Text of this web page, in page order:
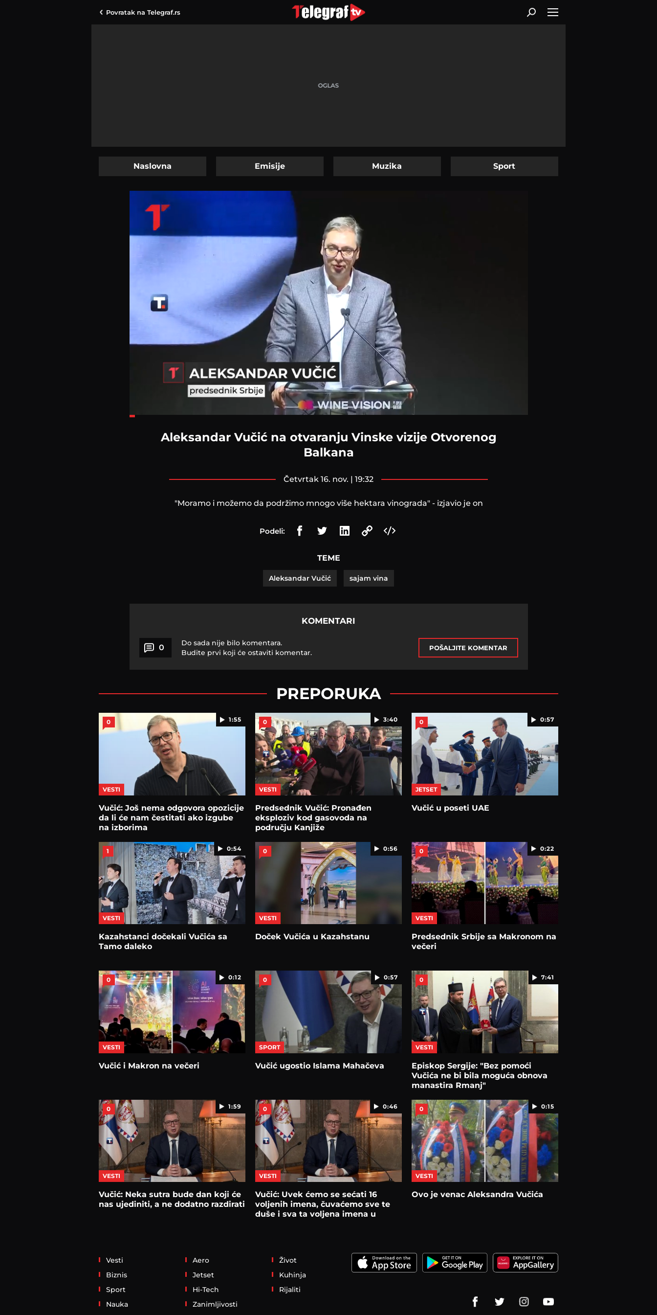
Povratak na Telegraf.rs
Naslovna Emisije Muzika Sport
Aleksandar Vučić na otvaranju Vinske vizije Otvorenog
Balkana
četvrtak 16. nov. | 19:32
"Moramo i možemo da podržimo mnogo više hektara vinograda" - izjavio je on
Podeli:
TEME
Aleksandar Vučić sajam vina
KOMENTARI
0
Do sada nije bilo komentara.
Budite prvi koji će ostaviti komentar.
POŠALJITE KOMENTAR
PREPORUKA
1:55
0
VESTI
Vučić: Još nema odgovora opozicije
da li će nam čestitati ako izgube
na izborima
3:40
0
VESTI
Predsednik Vučić: Pronađen
eksploziv kod gasovoda na
području Kanjiže
0:57
0
JETSET
Vučić u poseti UAE
0:54
1
VESTI
Kazahstanci dočekali Vučića sa
Tamo daleko
0:56
0
VESTI
Doček Vučića u Kazahstanu
0:22
0
VESTI
Predsednik Srbije sa Makronom na
večeri
0:12
0
VESTI
Vučić i Makron na večeri
0:57
0
SPORT
Vučić ugostio Islama Mahačeva
7:41
0
VESTI
Episkop Sergije: "Bez pomoći
Vučića ne bi bila moguća obnova
manastira Rmanj"
1:59
0
VESTI
Vučić: Neka sutra bude dan koji će
nas ujediniti, a ne dodatno razdirati
0:46
0
VESTI
Vučić: Uvek ćemo se sećati 16
voljenih imena, čuvaćemo sve te
duše i sva ta voljena imena u
0:15
0
VESTI
Ovo je venac Aleksandra Vučića
Vesti
Biznis
Sport
Nauka
Aero
Jetset
Hi-Tech
Zanimljivosti
Život
Kuhinja
Rijaliti